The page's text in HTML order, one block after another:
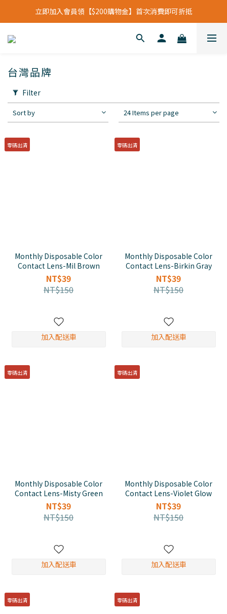
立即加入會員領【$200購物金】首次消費即可折抵
立即加入會員領【$200購物金】首次消費即可折抵
會員福利新升級⁺紅利點數【1點折抵現金$1元】
台灣品牌
Filter
Sort by 24 Items per page
零碼出清
Monthly Disposable Color
Contact Lens-Mil Brown
NT$39
NT$150
加入配送車
零碼出清
Monthly Disposable Color
Contact Lens-Birkin Gray
NT$39
NT$150
加入配送車
零碼出清
Monthly Disposable Color
Contact Lens-Misty Green
NT$39
NT$150
加入配送車
零碼出清
Monthly Disposable Color
Contact Lens-Violet Glow
NT$39
NT$150
加入配送車
零碼出清 零碼出清